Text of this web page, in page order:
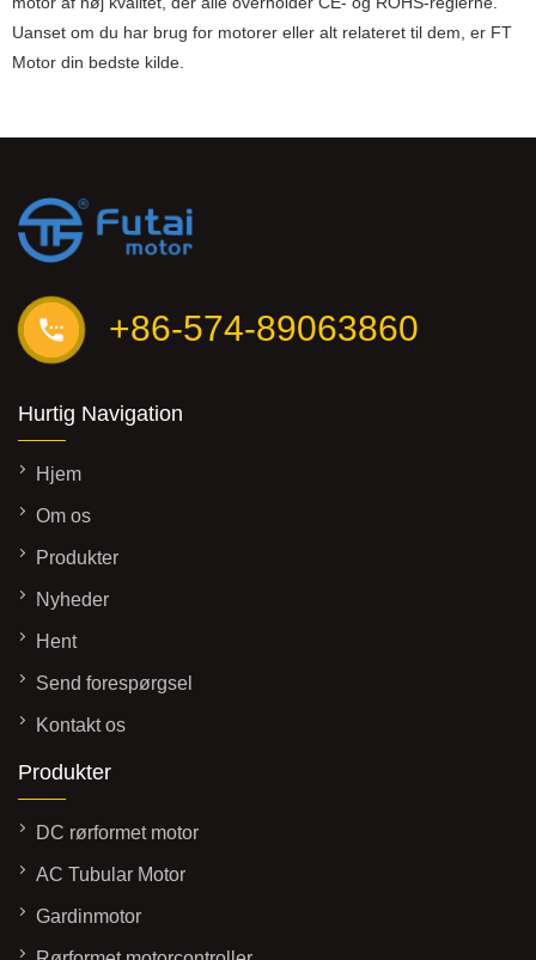
Uanset om du har brug for motorer eller alt relateret til dem, er FT
Motor din bedste kilde.
+86-574-89063860
Hurtig Navigation
Hjem
Om os
Produkter
Nyheder
Hent
Send forespørgsel
Kontakt os
Produkter
DC rørformet motor
AC Tubular Motor
Gardinmotor